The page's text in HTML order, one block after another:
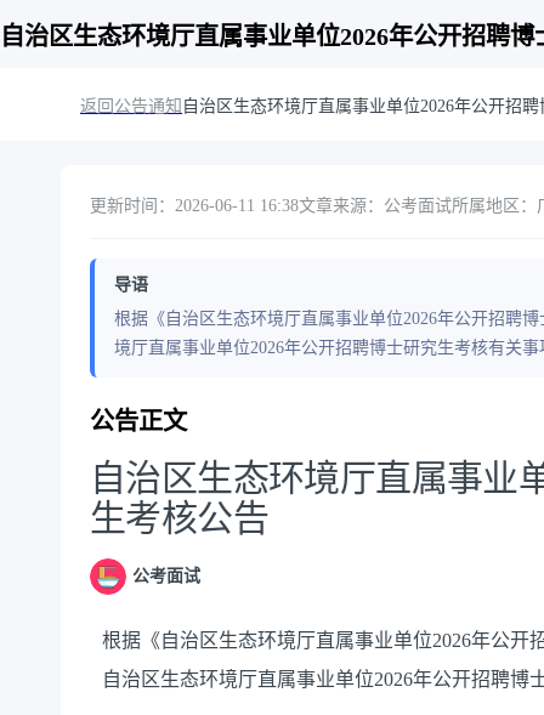
自治区生态环境厅直属事业单位2026年公开招聘
返回公告通知 自治区生态环境厅直属事业单位2026年公开招
更新时间：2026-06-11 16:38文章来源：公考面试所属地区：
导语
根据《自治区生态环境厅直属事业单位2026年公开招聘
境厅直属事业单位2026年公开招聘博士研究生考核有关
公告正文
自治区生态环境厅直属事业
生考核公告
公考面试
根据《自治区生态环境厅直属事业单位2026年公
自治区生态环境厅直属事业单位2026年公开招聘博